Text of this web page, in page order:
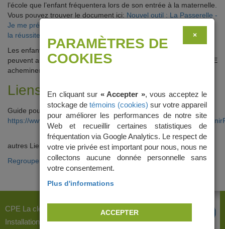
l’école que l’enfant fréquentera lors de son entrée à la maternelle.
Vous pouvez trouver le document ici: Nouvel outil : La Passerelle -
Je me prépare pour la maternelle - Regroupement lavallois pour
la réussite éducative (rlpre.org)
Les enfants qui fréquentent d’autres commissions scolaires
peuvent aussi faire compléter un document semblable que le CPE
acheminera à l’école identifiée.
Liens utiles
Guide pour soutenir la transition scolaire
https://www.mfa.gouv.qc.ca/fr/publication/Documents/
autres Liens
Regroupement lavallois pour la réussite éducative - (rlpre.org)
CPE La clé des champs
Installation La bonne idée
×
PARAMÈTRES DE
COOKIES
En cliquant sur « Accepter », vous acceptez le
stockage de témoins (cookies) sur votre appareil
pour améliorer les performances de notre site
Web et recueillir certaines statistiques de
fréquentation via Google Analytics. Le respect de
votre vie privée est important pour nous, nous ne
collectons aucune donnée personnelle sans
votre consentement.
Plus d'informations
ACCEPTER